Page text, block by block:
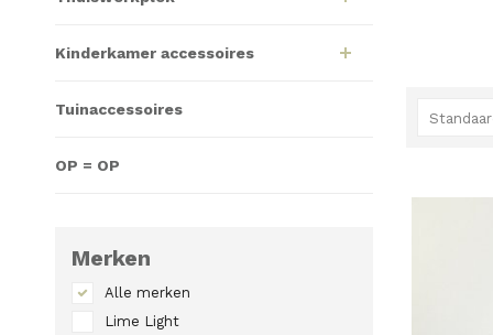
Kinderkamer accessoires
Tuinaccessoires
OP = OP
Merken
Alle merken
Lime Light